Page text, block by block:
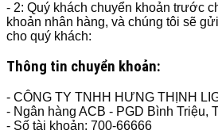
- 2: Quý khách chuyển khoản trước
khoản nhân hàng, và chúng tôi sẽ
cho quý khách:
Thông tin chuyển khoản:
- CÔNG TY TNHH HƯNG THỊNH
- Ngân hàng ACB - PGD Bình Triệu,
- Số tài khoản: 700-66666